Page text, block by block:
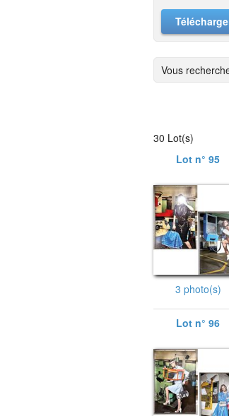
Vous
30 Lot(s)
Lot n° 95
3 photo(s)
Lot n° 96